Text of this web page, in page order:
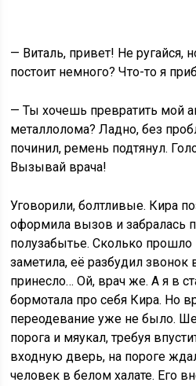
— Виталь, привет! Не ругайся,
постоит немного? Что-то я
— Ты хочешь превратить мой
металлолома? Ладно, без
починил, ремень подтянул.
Вызывай врача!
Уговорили, болтливые. Кира
оформила вызов и забралась
полузабытье. Сколько
заметила, её разбудил звонок
принесло… Ой, врач же. А я в
бормотала про себя Кира. Но
переодевание уже не было.
порога и мяукал, требуя
входную дверь, на пороге
человек в белом халате. Его